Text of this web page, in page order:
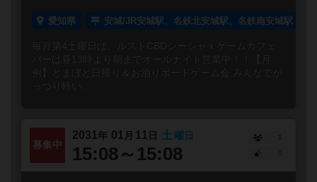
愛知県 安城/JR安城駅、名鉄北安城駅、名鉄南安城駅
毎月第4土曜日は、ルストCBDシーシャｘゲームカフェ
バーは昼13時より朝までオールナイト営業中！！【月
例】とまぼど日帰り＆お泊りボードゲーム会 みんなでが
っつり軽い...
募集中
2031 年 01 月 11 日 土 曜日
15:08～15:08
1